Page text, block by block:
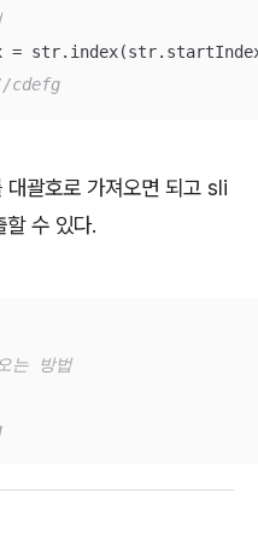
=
cdefg
괄호로 가져오면 되고 sli
수 있다.
는 방법